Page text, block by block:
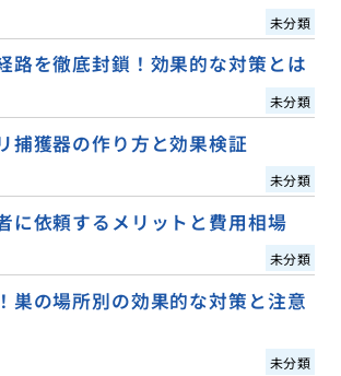
未分類
路を徹底封鎖！効果的な対策とは
未分類
捕獲器の作り方と効果検証
未分類
に依頼するメリットと費用相場
未分類
巣の場所別の効果的な対策と注意
未分類